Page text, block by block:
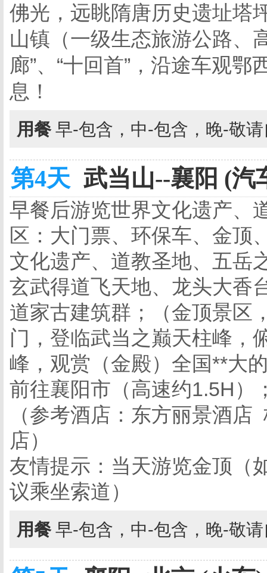
佛光，远眺隋唐历史遗址塔
山镇（一级生态旅游公路、
廊”、“十回首”，沿途车观
息！
用餐 早-包含，中-包含，晚-敬
第4天 武当山--襄阳 (汽
早餐后游览世界文化遗产、
区：大门票、环保车、金顶
文化遗产、道教圣地、五岳
玄武得道飞天地、龙头大香
道家古建筑群；（金顶景区
门，登临武当之巅天柱峰，
峰，观赏（金殿）全国**大
前往襄阳市（高速约1.5H）
（参考酒店：东方丽景酒
店）
友情提示：当天游览金顶（
议乘坐索道）
用餐 早-包含，中-包含，晚-敬